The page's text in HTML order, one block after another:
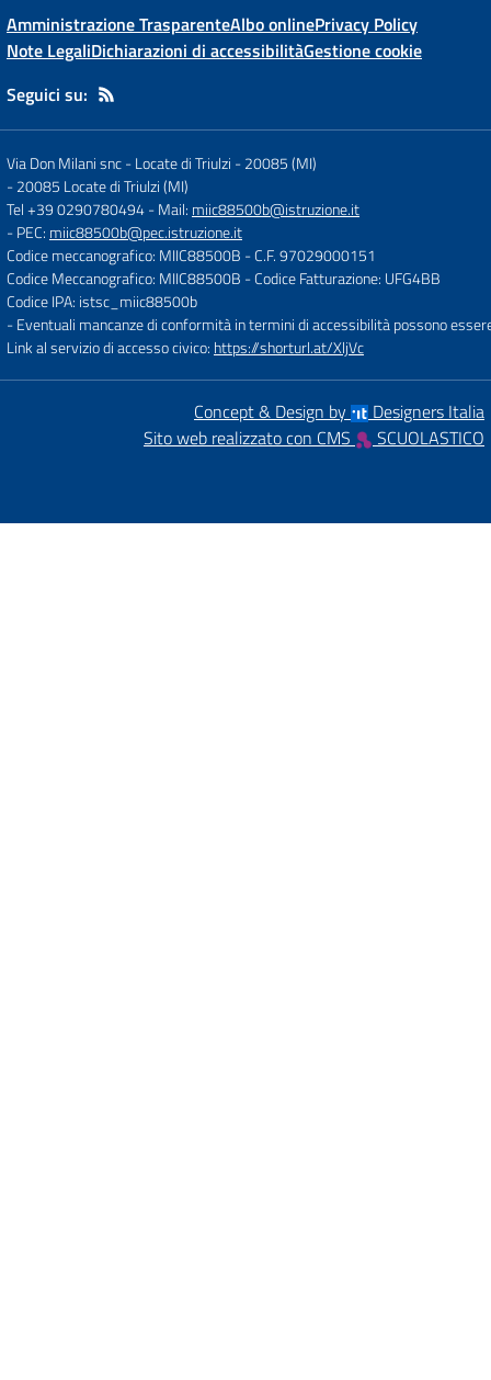
Amministrazione TrasparenteAlbo onlinePrivacy Policy
Note LegaliDichiarazioni di accessibilitàGestione cookie
Seguici su:
Via Don Milani snc - Locate di Triulzi - 20085 (MI)
-20085 Locate di Triulzi (MI)
Tel +39 0290780494- Mail: miic88500b@istruzione.it
- PEC: miic88500b@pec.istruzione.it
Codice meccanografico: MIIC88500B - C.F. 97029000151
Codice Meccanografico: MIIC88500B - Codice Fatturazione: UFG4BB
Codice IPA: istsc_miic88500b
- Eventuali mancanze di conformità in termini di accessibilità possono
Link al servizio di accesso civico: https://shorturl.at/XljVc
Concept & Design by
Designers Italia
Sito web realizzato con CMS
SCUOLASTICO